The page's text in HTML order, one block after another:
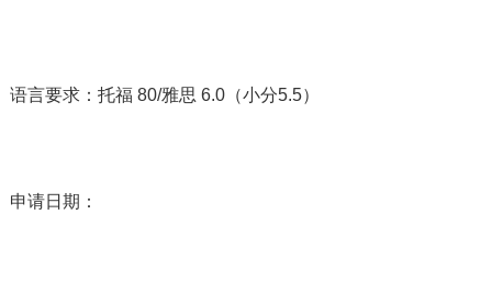
语言要求：托福 80/雅思 6.0（小分5.5）
申请日期：